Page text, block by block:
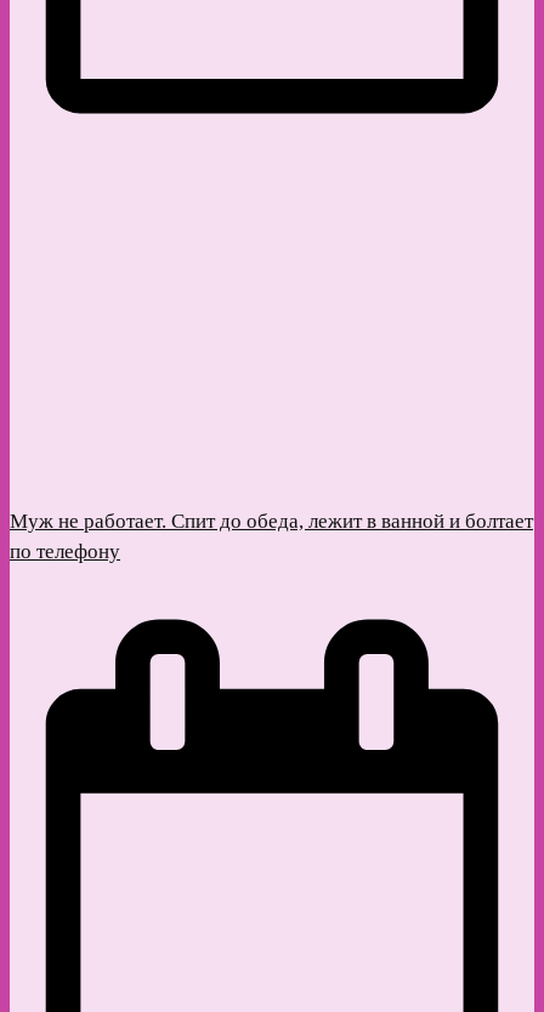
Муж не работает. Спит до обеда, лежит в ванной и болтает
по телефону